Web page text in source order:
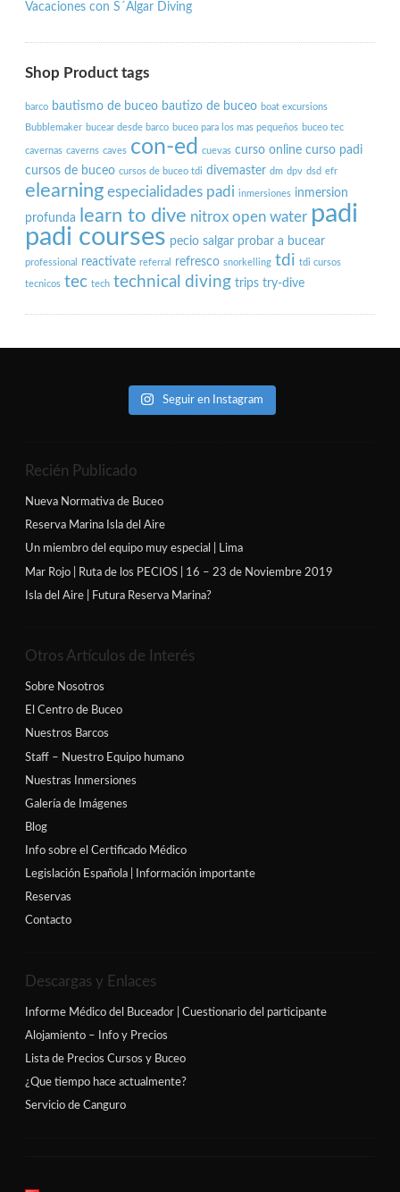
Vacaciones con S´Algar Diving
Shop Product tags
barco bautismo de buceo bautizo de buceo boat excursions
Bubblemaker bucear desde barco buceo para los mas pequeños buceo tec
cavernas caverns caves con-ed cuevas curso online curso padi
cursos de buceo cursos de buceo tdi divemaster dm dpv dsd efr
elearning especialidades padi inmersiones inmersion
profunda
learn to dive nitrox open water padi
padi courses pecio salgar probar a bucear
professional reactivate referral refresco snorkelling tdi tdi cursos
tecnicos tec tech technical diving trips try-dive
Seguir en Instagram
Recién Publicado
Nueva Normativa de Buceo
Reserva Marina Isla del Aire
Un miembro del equipo muy especial | Lima
Mar Rojo | Ruta de los PECIOS | 16 – 23 de Noviembre 2019
Isla del Aire | Futura Reserva Marina?
Otros Artículos de Interés
Sobre Nosotros
El Centro de Buceo
Nuestros Barcos
Staff – Nuestro Equipo humano
Nuestras Inmersiones
Galería de Imágenes
Blog
Info sobre el Certificado Médico
Legislación Española | Información importante
Reservas
Contacto
Descargas y Enlaces
Informe Médico del Buceador | Cuestionario del participante
Alojamiento – Info y Precios
Lista de Precios Cursos y Buceo
¿Que tiempo hace actualmente?
Servicio de Canguro